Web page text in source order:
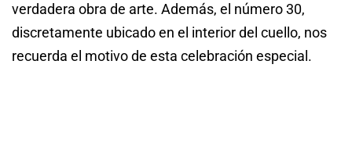
verdadera obra de arte. Además, el número 30,
discretamente ubicado en el interior del cuello, nos
recuerda el motivo de esta celebración especial.